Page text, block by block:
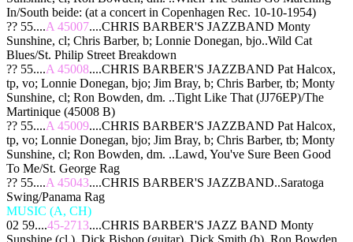
In/South beide: (at a concert in Copenhagen Rec. 10-10-1954)
?? 55....A 45007....CHRIS BARBER'S JAZZBAND Monty
Sunshine, cl; Chris Barber, b; Lonnie Donegan, bjo..Wild Cat
Blues/St. Philip Street Breakdown
?? 55....A 45008....CHRIS BARBER'S JAZZBAND Pat Halcox,
tp, vo; Lonnie Donegan, bjo; Jim Bray, b; Chris Barber, tb; Monty
Sunshine, cl; Ron Bowden, dm. ..Tight Like That (JJ76EP)/The
Martinique (45008 B)
?? 55....A 45009....CHRIS BARBER'S JAZZBAND Pat Halcox,
tp, vo; Lonnie Donegan, bjo; Jim Bray, b; Chris Barber, tb; Monty
Sunshine, cl; Ron Bowden, dm. ..Lawd, You've Sure Been Good
To Me/St. George Rag
?? 55....A 45043....CHRIS BARBER'S JAZZBAND..Saratoga
Swing/Panama Rag
MUSIC (A, CH)
02 59....45-2713....CHRIS BARBER'S JAZZ BAND Monty
Sunshine (cl.), Dick Bishop (guitar), Dick Smith (b), Ron Bowden